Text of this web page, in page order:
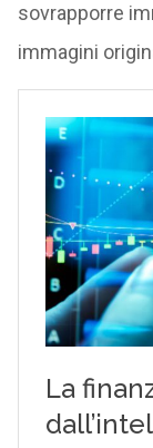
sovrapporre
immagini